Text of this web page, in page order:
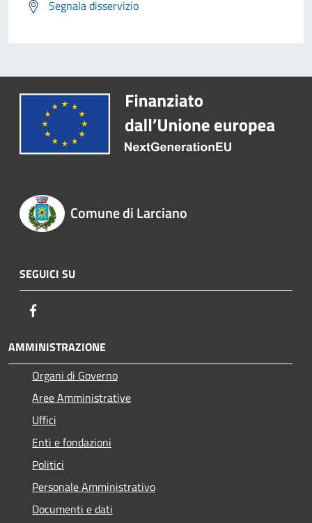
Segnala disservizio
Comune di Larciano
SEGUICI SU
AMMINISTRAZIONE
Organi di Governo
Aree Amministrative
Uffici
Enti e fondazioni
Politici
Personale Amministrativo
Documenti e dati